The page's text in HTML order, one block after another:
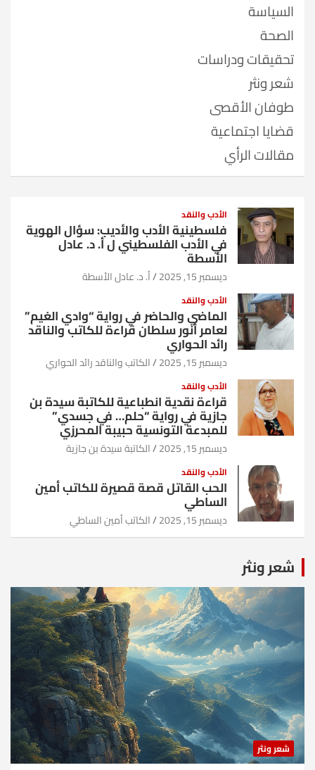
السياسة
الصحة
تحقيقات ودراسات
شعر ونثر
طوفان الأقصى
قضايا اجتماعية
مقالات الرأي
الأدب والنقد
فلسطينية الأدب والأديب: سؤال الهوية
في الأدب الفلسطيني ل أ. د. عادل
الأسطة
ديسمبر 15, 2025 أ. د. عادل الأسطة
الأدب والنقد
الماضي والحاضر في رواية “وادي الغيم”
لعامر أنور سلطان قراءة للكاتب والناقد
رائد الحواري
ديسمبر 15, 2025 الكاتب والناقد رائد الحواري
الأدب والنقد
قراءة نقدية انطباعية للكاتبة سيدة بن
جازية في رواية “حلم… في جسدي”
للمبدعة التونسية حبيبة المحرزي
ديسمبر 15, 2025 الكاتبة سيدة بن جازية
الأدب والنقد
الحب القاتل قصة قصيرة للكاتب أمين
الساطي
ديسمبر 15, 2025 الكاتب أمين الساطي
شعر ونثر
شعر ونثر